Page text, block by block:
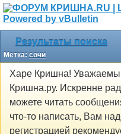
Результаты поиска
Метка: сочи
Харе Кришна!
Кришна.ру. Искренне
можете читать
что-то написать, Вам
регистрацией